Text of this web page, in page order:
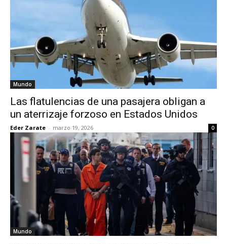
Mundo
Las flatulencias de una pasajera obligan a
un aterrizaje forzoso en Estados Unidos
Eder Zarate - marzo 19, 2026 0
Mundo